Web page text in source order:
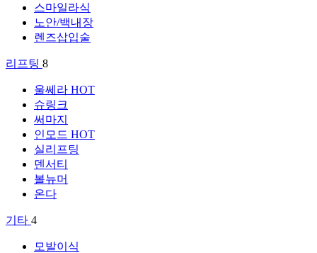
스마일라식
노안/백내장
렌즈삽입술
리프팅 8
울쎄라 HOT
슈링크
써마지
인모드 HOT
실리프팅
덴서티
볼뉴머
온다
기타 4
모발이식